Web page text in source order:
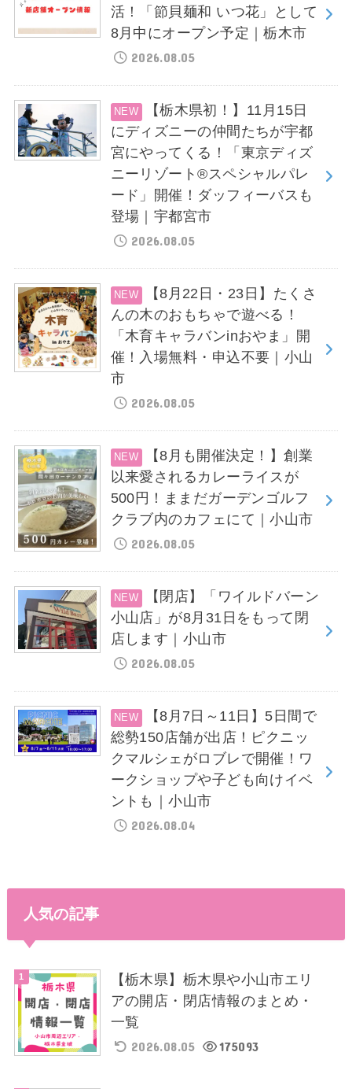
活！「節貝麺和 いつ花」として
8月中にオープン予定｜栃木市
2026.08.05
【栃木県初！】11月15日
にディズニーの仲間たちが宇都
宮にやってくる！「東京ディズ
ニーリゾート®スペシャルパレ
ード」開催！ダッフィーバスも
登場｜宇都宮市
2026.08.05
【8月22日・23日】たくさ
んの木のおもちゃで遊べる！
「木育キャラバンinおやま」開
催！入場無料・申込不要｜小山
市
2026.08.05
【8月も開催決定！】創業
以来愛されるカレーライスが
500円！ままだガーデンゴルフ
クラブ内のカフェにて｜小山市
2026.08.05
【閉店】「ワイルドバーン
小山店」が8月31日をもって閉
店します｜小山市
2026.08.05
【8月7日～11日】5日間で
総勢150店舗が出店！ピクニッ
クマルシェがロブレで開催！ワ
ークショップや子ども向けイベ
ントも｜小山市
2026.08.04
人気の記事
【栃木県】栃木県や小山市エリ
アの開店・閉店情報のまとめ・
一覧
2026.08.05 175093